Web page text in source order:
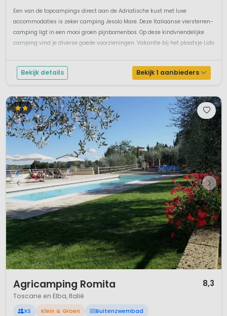
Een van de topcampings direct aan de Adriatische kust met luxe
accommodaties is zeker camping Jesolo Mare. Deze Italiaanse viersterren-
camping ligt in een mooi groen pijnbomenbos. Op deze kindvriendelijke
camping vind je diverse goede voorzieningen. Vakantie bij het plaatsje Lido
Bekijk details Bekijk 1 aanbieders
Agricamping Romita 8,3
Toscane en Elba, Italië
XS Klein & Groen Buitenzwembad